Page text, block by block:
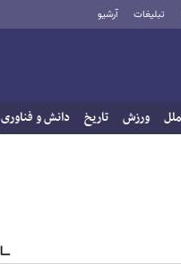
تبلیغات آرشیو
ورزش تاریخ دانش و فناوری